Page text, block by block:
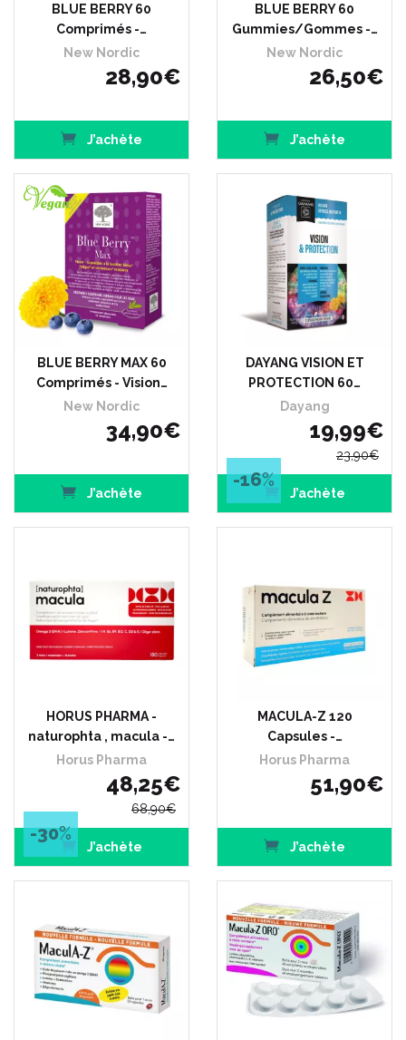
BLUE BERRY 60
Comprimés -…
New Nordic
28,90€
J’achète
BLUE BERRY 60
Gummies/Gommes -…
New Nordic
26,50€
J’achète
BLUE BERRY MAX 60
Comprimés - Vision…
New Nordic
34,90€
J’achète
DAYANG VISION ET
PROTECTION 60…
Dayang
19,99€
23,90€
-16%
J’achète
HORUS PHARMA -
naturophta , macula -…
Horus Pharma
48,25€
68,90€
-30%
J’achète
MACULA-Z 120
Capsules -…
Horus Pharma
51,90€
J’achète